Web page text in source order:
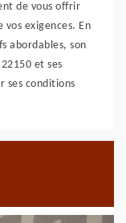
de vous offrir
exigences. En
abordables, son
et ses
ses conditions